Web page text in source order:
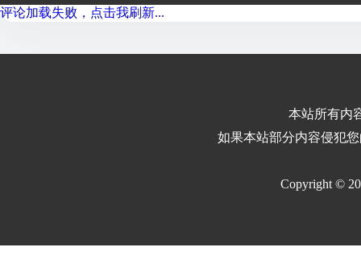
评论加载失败，点击我刷新...
本站所有内
如果本站部分内容侵犯
Copyright ©